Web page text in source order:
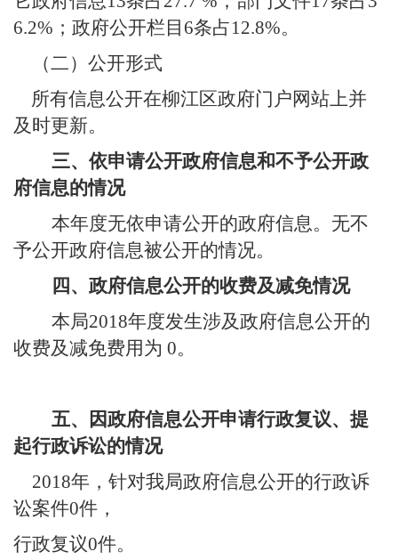
6.2% ；政府公开栏目 6条占12.8%。
（二）公开形式
所有信息公开在柳江区政府门户网站上并
及时更新。
三、 依申请公开政府信息和不予公开政
府信息的情况
本年度无依申请公开的政府信息。无不
予公开政府信息被公开的情况。
四、 政府信息公开的收费及减免情况
本局2018年度发生涉及政府信息公开的
收费及减免费用为 0。
五、
因政府信息公开申请行政复议、提
起行政诉讼的情况
2018年，针对我局政府信息公开的行政诉
讼案件0件，
行政复议0件。